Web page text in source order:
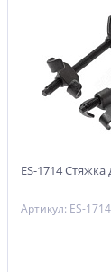
ES-1714
Артикул: ES-1714